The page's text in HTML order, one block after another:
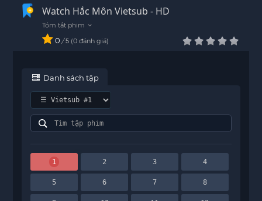
Watch Hắc Môn Vietsub - HD
0 / 5 0 đánh giá
Danh sách tập
1 2 3 4
5 6 7 8